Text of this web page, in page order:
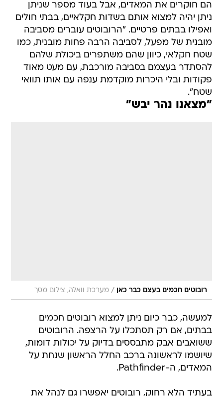
הם חוקרים את המאדים, אבל בעוד מספר שניתן
ניתן יהיה למצוא אותם בשדות חקלאיים, בבתי חולים
ואפילו בבתים פרטיים. "הרובוטים עוברים מסביבה
מובנית של מפעל, לסביבה הרבה פחות מובנית, כמו
שטח חקלאי, כיוון שהם משתפרים ביכולת שלהם
להסתדר בעצמם בסביבה מורכבת, עם מעט מאוד
פקודות ובלי היכרות מוקדמת ענפה עם אותו תוואי
שטח".
"מצאנו נהר יבש"
רובוטים חכמים בעצם כבר כאן / מערכת וואלה, צילום מסך
למעשה, כבר כיום ניתן למצוא רובוטים חכמים
בבתים, אם רק תסתכלו על הרצפה. הרובוטים
ששואבים אבק מתבססים בדיוק על יכולות דומות,
שיושמו לראשונה ברכב החלל הראשון שנחת על
המאדים, ה-Pathfinder.
בעתיד הלא רחוק, רובוטים יאפשרו גם לנהל את